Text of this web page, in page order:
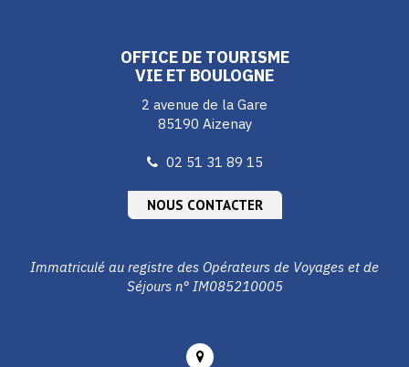
OFFICE DE TOURISME
VIE ET BOULOGNE
2 avenue de la Gare
85190 Aizenay
02 51 31 89 15
NOUS CONTACTER
Immatriculé au registre des Opérateurs de Voyages et de
Séjours n° IM085210005